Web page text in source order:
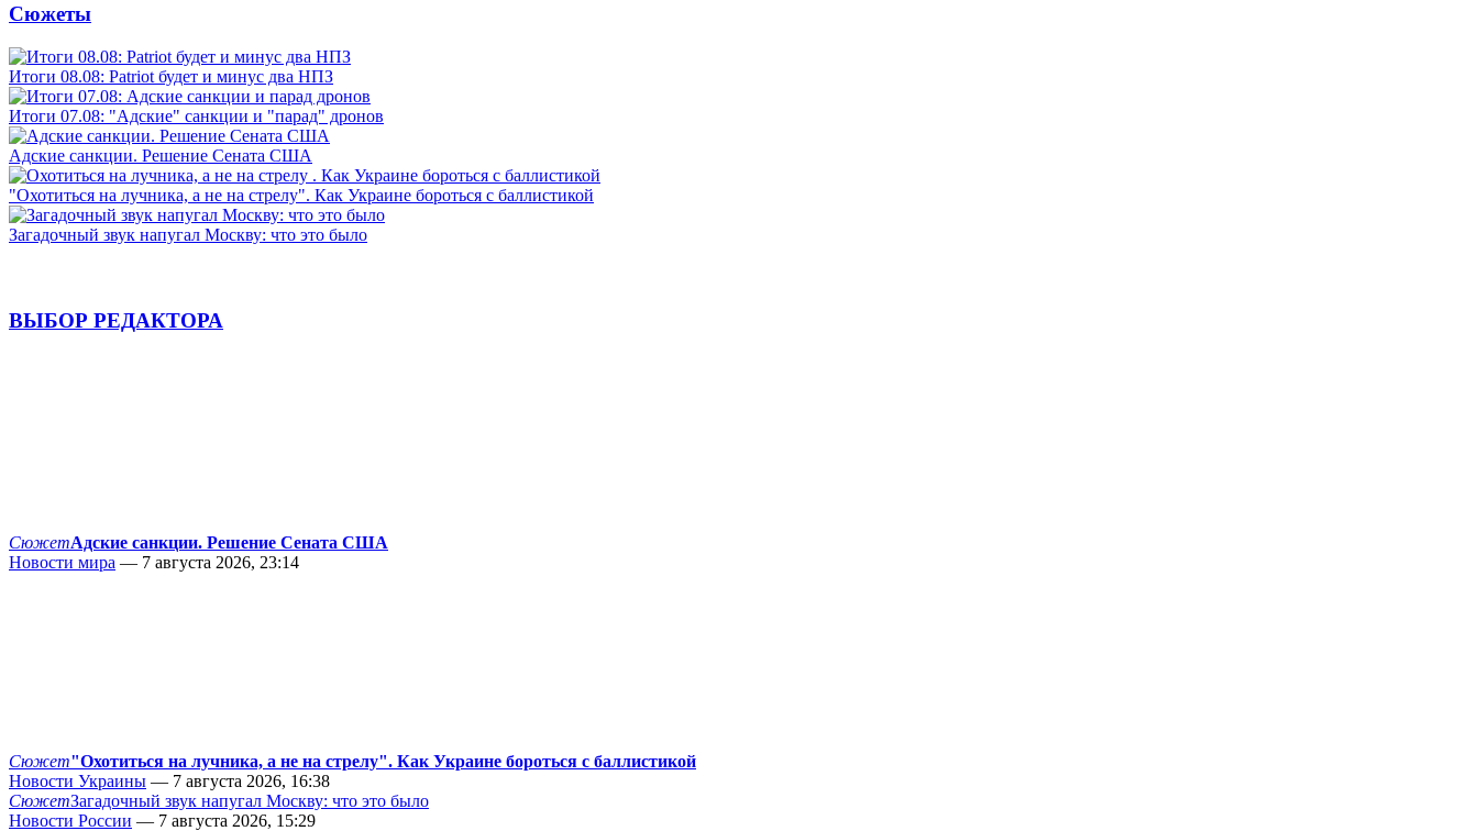
Сюжеты
Итоги 08.08: Patriot будет и минус два НПЗ
Итоги 07.08: "Адские" санкции и "парад" дронов
Адские санкции. Решение Сената США
"Охотиться на лучника, а не на стрелу". Как Украине бороться с баллистикой
Загадочный звук напугал Москву: что это было
ВЫБОР РЕДАКТОРА
СюжетАдские санкции. Решение Сената США
Новости мира — 7 августа 2026, 23:14
Сюжет"Охотиться на лучника, а не на стрелу". Как Украине бороться с баллистикой
Новости Украины — 7 августа 2026, 16:38
СюжетЗагадочный звук напугал Москву: что это было
Новости России — 7 августа 2026, 15:29